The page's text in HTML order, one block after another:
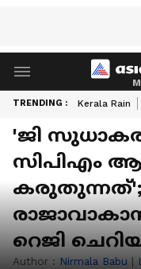
TRENDING : Kerala Rain
'ജി
സിപിഎം
റെജി
Author : Nirmala Babu |